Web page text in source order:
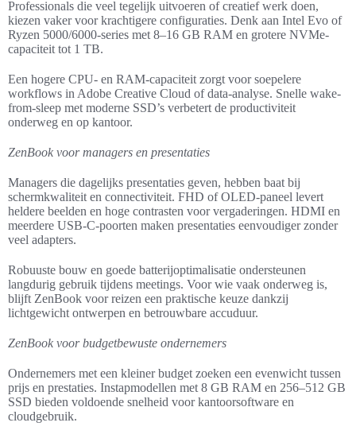
Professionals die veel tegelijk uitvoeren of creatief werk doen,
kiezen vaker voor krachtigere configuraties. Denk aan Intel Evo of
Ryzen 5000/6000-series met 8–16 GB RAM en grotere NVMe-
capaciteit tot 1 TB.
Een hogere CPU- en RAM-capaciteit zorgt voor soepelere
workflows in Adobe Creative Cloud of data-analyse. Snelle wake-
from-sleep met moderne SSD’s verbetert de productiviteit
onderweg en op kantoor.
ZenBook voor managers en presentaties
Managers die dagelijks presentaties geven, hebben baat bij
schermkwaliteit en connectiviteit. FHD of OLED-paneel levert
heldere beelden en hoge contrasten voor vergaderingen. HDMI en
meerdere USB-C-poorten maken presentaties eenvoudiger zonder
veel adapters.
Robuuste bouw en goede batterijoptimalisatie ondersteunen
langdurig gebruik tijdens meetings. Voor wie vaak onderweg is,
blijft ZenBook voor reizen een praktische keuze dankzij
lichtgewicht ontwerpen en betrouwbare accuduur.
ZenBook voor budgetbewuste ondernemers
Ondernemers met een kleiner budget zoeken een evenwicht tussen
prijs en prestaties. Instapmodellen met 8 GB RAM en 256–512 GB
SSD bieden voldoende snelheid voor kantoorsoftware en
cloudgebruik.